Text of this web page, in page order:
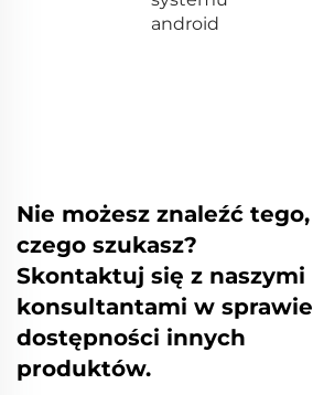
android
Nie możesz znaleźć tego,
czego szukasz?
Skontaktuj się z naszymi
konsultantami w sprawie
dostępności innych
produktów.